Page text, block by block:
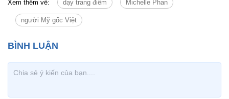
Xem thêm về: dạy trang điểm Michelle Phan
người Mỹ gốc Việt